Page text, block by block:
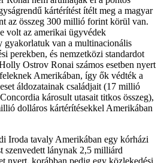
kártérítést ítélt meg a magyar
az összeg 300 millió forint körül van.
volt az amerikai ügyvédek
gyakorlatuk van a multinacionális
perekben, és nemzetközi standardot
Ostrov Ronai számos esetben nyert
Amerikában, így ők védték a
áldozatainak családjait (17 millió
károsult utasait titkos összeg),
dolláros kártérítésekkel Amerikában
Iroda tavaly Amerikában egy kórházi
szenvedett lánynak 2,5 milliárd
nyert, korábban pedig egy közlekedési